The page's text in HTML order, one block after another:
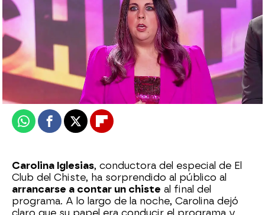
neox
30 de diciembre de 2024, 23:42
WhatsappFacebook
X Flipboard
Carolina Iglesias, conductora del especial de El
Club del Chiste, ha sorprendido al público al
arrancarse a contar un chiste al final del
programa. A lo largo de la noche, Carolina dejó